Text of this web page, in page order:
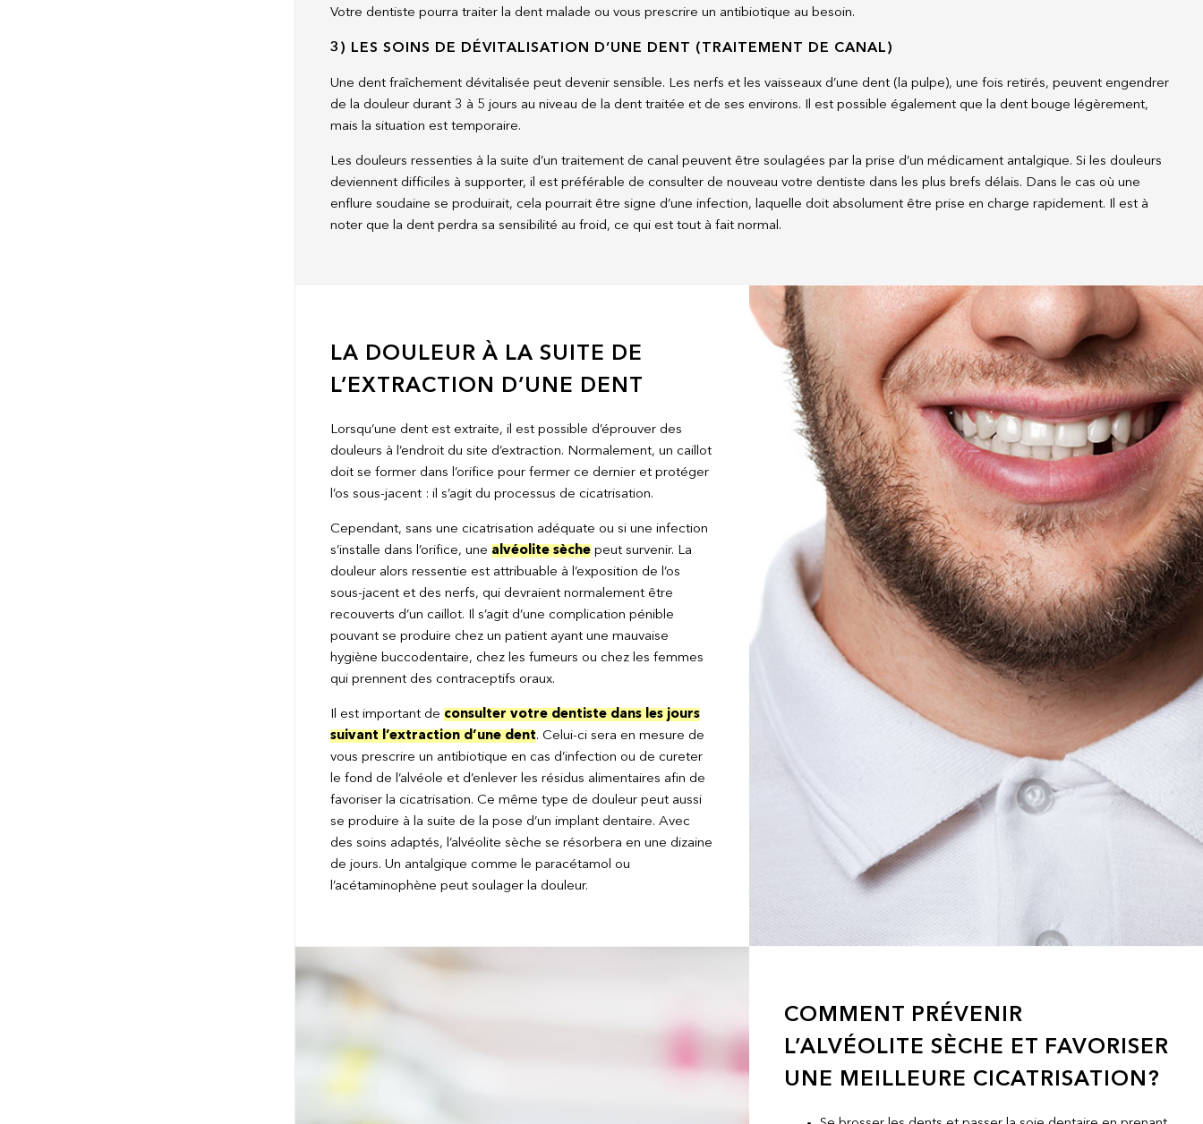
Votre dentiste pourra traiter la dent malade ou vous prescrire un antibiotique au besoin.
3) LES SOINS DE DÉVITALISATION D’UNE DENT (TRAITEMENT DE CANAL)
Une dent fraîchement dévitalisée peut devenir sensible. Les nerfs et les vaisseaux d’une dent (la pulpe), une fois retirés, peuvent engendrer
de la douleur durant 3 à 5 jours au niveau de la dent traitée et de ses environs. Il est possible également que la dent bouge légèrement,
mais la situation est temporaire.
Les douleurs ressenties à la suite d’un traitement de canal peuvent être soulagées par la prise d’un médicament antalgique. Si les douleurs
deviennent difficiles à supporter, il est préférable de consulter de nouveau votre dentiste dans les plus brefs délais. Dans le cas où une
enflure soudaine se produirait, cela pourrait être signe d’une infection, laquelle doit absolument être prise en charge rapidement. Il est à
noter que la dent perdra sa sensibilité au froid, ce qui est tout à fait normal.
LA DOULEUR À LA SUITE DE
L’EXTRACTION D’UNE DENT
Lorsqu’une dent est extraite, il est possible d’éprouver des
douleurs à l’endroit du site d’extraction. Normalement, un caillot
doit se former dans l’orifice pour fermer ce dernier et protéger
l’os sous-jacent : il s’agit du processus de cicatrisation.
Cependant, sans une cicatrisation adéquate ou si une infection
s’installe dans l’orifice, une alvéolite sèchepeut survenir. La
douleur alors ressentie est attribuable à l’exposition de l’os
sous-jacent et des nerfs, qui devraient normalement être
recouverts d’un caillot. Il s’agit d’une complication pénible
pouvant se produire chez un patient ayant une mauvaise
hygiène buccodentaire, chez les fumeurs ou chez les femmes
qui prennent des contraceptifs oraux.
Il est important de consulter votre dentiste dans les jours
suivant l’extraction d’une dent. Celui-ci sera en mesure de
vous prescrire un antibiotique en cas d’infection ou de cureter
le fond de l’alvéole et d’enlever les résidus alimentaires afin de
favoriser la cicatrisation. Ce même type de douleur peut aussi
se produire à la suite de la pose d’un implant dentaire. Avec
des soins adaptés, l’alvéolite sèche se résorbera en une dizaine
de jours. Un antalgique comme le paracétamol ou
l’acétaminophène peut soulager la douleur.
COMMENT PRÉVENIR
L’ALVÉOLITE SÈCHE ET FAVORISER
UNE MEILLEURE CICATRISATION?